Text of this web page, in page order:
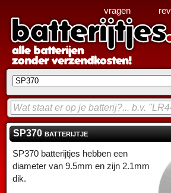
SP370 batterijtje
SP370 batterijtjes hebben een
diameter van 9.5mm en zijn 2.1mm
dik.
vragen